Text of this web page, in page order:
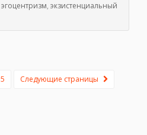
эгоцентризм, экзистенциальный
5 Следующие страницы